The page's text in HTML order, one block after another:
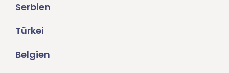
Serbien
Türkei
Belgien